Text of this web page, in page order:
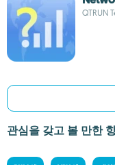
QTRUN
관심을 갖고 볼 만한